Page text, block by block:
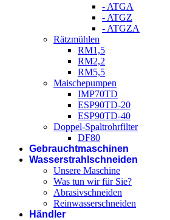
- ATGA
- ATGZ
- ATGZA
Rätzmühlen
RM1,5
RM2,2
RM5,5
Maischepumpen
IMP70TD
ESP90TD-20
ESP90TD-40
Doppel-Spaltrohrfilter
DF80
Gebrauchtmaschinen
Wasserstrahlschneiden
Unsere Maschine
Was tun wir für Sie?
Abrasivschneiden
Reinwasserschneiden
Händler